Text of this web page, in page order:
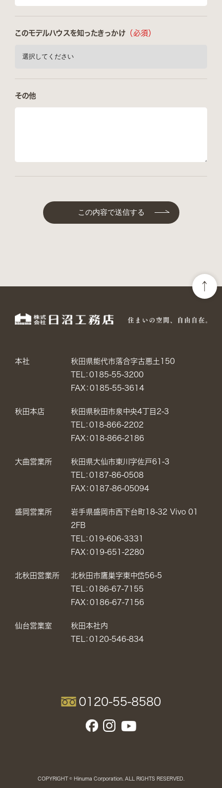
このモデルハウスを知ったきっかけ （必須）
その他
この内容で送信する
本社
秋田県能代市落合字古悪土150
TEL：0185-55-3200
FAX：0185-55-3614
秋田本店
秋田県秋田市泉中央4丁目2-3
TEL：018-866-2202
FAX：018-866-2186
大曲営業所
秋田県大仙市東川字佐戸61-3
TEL：0187-86-0508
FAX：0187-86-05094
盛岡営業所
岩手県盛岡市西下台町18-32 Vivo 01
2FB
TEL：019-606-3331
FAX：019-651-2280
北秋田営業所
北秋田市鷹巣字東中岱56-5
TEL：0186-67-7155
FAX：0186-67-7156
仙台営業室
秋田本社内
TEL：0120-546-834
0120-55-8580
COPYRIGHT © Hinuma Corporation. ALL RIGHTS RESERVED.